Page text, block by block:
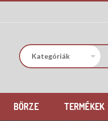
BÖRZE TERMÉKEK